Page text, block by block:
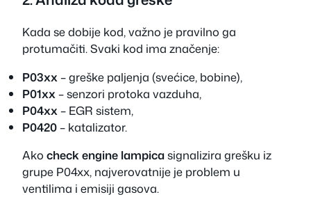
Kada se dobije kod, važno je pravilno ga
protumačiti. Svaki kod ima značenje:
P03xx – greške paljenja (svećice, bobine),
P01xx – senzori protoka vazduha,
P04xx – EGR sistem,
P0420– katalizator.
Ako check engine lampicasignalizira grešku iz
grupe P04xx, najverovatnije je problem u
ventilima i emisiji gasova.